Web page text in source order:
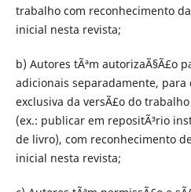
trabalho com reconhecimento
inicial nesta revista;
b) Autores tÃªm autorizaÃ§Ã£o
adicionais separadamente, para
exclusiva da versÃ£o do
(ex.: publicar em repositÃ³rio
de livro), com reconhecimento
inicial nesta revista;